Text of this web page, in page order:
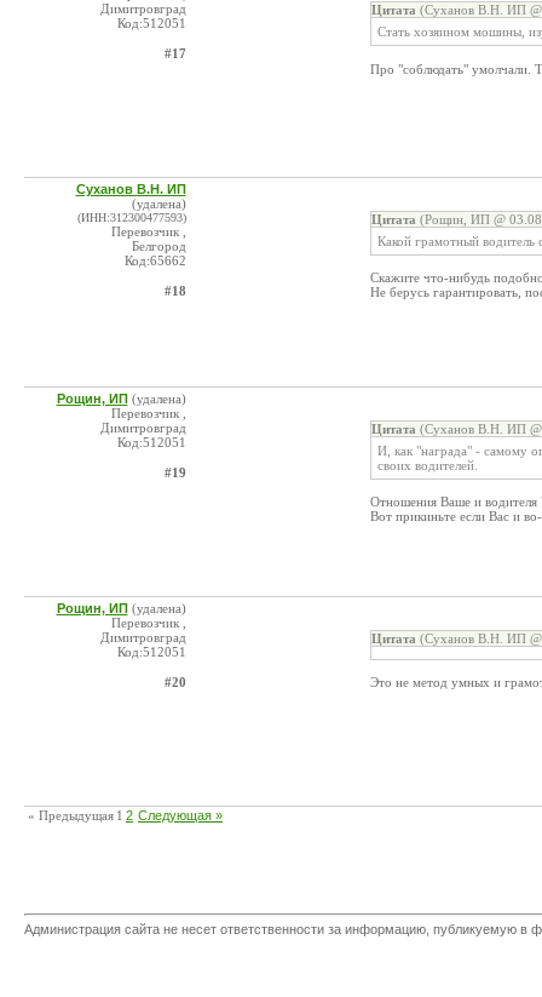
Димитровград
Код:512051
#17
Цитата (Суханов В.Н. ИП
Стать хозяином мошины,
Про "соблюдать" умолчали.
Суханов В.Н. ИП
(удалена)
(ИНН:312300477593)
Перевозчик ,
Белгород
Код:65662
#18
Цитата (Рощин, ИП @
Какой грамотный водитель
Скажите что-нибудь
Не берусь гарантировать,
Рощин, ИП (удалена)
Перевозчик ,
Димитровград
Код:512051
#19
Цитата (Суханов В.Н. ИП
И, как "награда" - самому
своих водителей.
Отношения Ваше и
Вот прикиньте если Вас и
Рощин, ИП (удалена)
Перевозчик ,
Димитровград
Код:512051
#20
Цитата (Суханов В.Н. ИП
Это не метод умных и
« Предыдущая 1 2 Следующая »
Администрация сайта не несет ответственности за информацию, публикуемую